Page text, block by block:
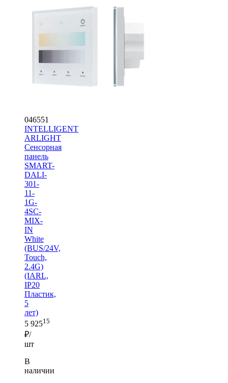
046551
INTELLIGENT
ARLIGHT
Сенсорная
панель
SMART-
DALI-
301-
11-
1G-
4SC-
MIX-
IN
White
(BUS/24V,
Touch,
2.4G)
(IARL,
IP20
Пластик,
5
лет)
5 92515
₽/
шт
В
наличии